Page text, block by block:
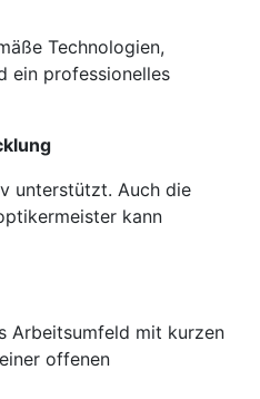
Technologien,
ein professionelles
unterstützt. Auch die
kann
Arbeitsumfeld mit kurzen
offenen